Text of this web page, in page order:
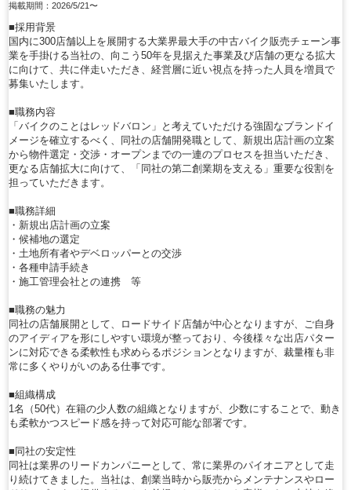
掲載期間：2026/5/21〜
■採用背景
国内に300店舗以上を展開する大業界最大手の中古バイク販売チェーン事
業を手掛ける当社の、向こう50年を見据えた事業及び店舗の更なる拡大
に向けて、共に伴走いただき、経営層に近い視点を持った人員を増員で
募集いたします。
■職務内容
「バイクのことはレッドバロン」と考えていただける強固なブランドイ
メージを確立するべく、同社の店舗開発職として、新規出店計画の立案
から物件選定・交渉・オープンまでの一連のプロセスを担当いただき、
更なる店舗拡大に向けて、「同社の第二創業期を支える」重要な役割を
担っていただきます。
■職務詳細
・新規出店計画の立案
・候補地の選定
・土地所有者やデベロッパーとの交渉
・各種申請手続き
・施工管理会社との連携 等
■職務の魅力
同社の店舗展開として、ロードサイド店舗が中心となりますが、ご自身
のアイディアを形にしやすい環境が整っており、今後様々な出店パター
ンに対応できる柔軟性も求めらるポジションとなりますが、裁量権も非
常に多くやりがいのある仕事です。
■組織構成
1名（50代）在籍の少人数の組織となりますが、少数にすることで、動き
も柔軟かつスピード感を持って対応可能な部署です。
■同社の安定性
同社は業界のリードカンパニーとして、常に業界のパイオニアとして走
り続けてきました。当社は、創業当時から販売からメンテナンスやロー